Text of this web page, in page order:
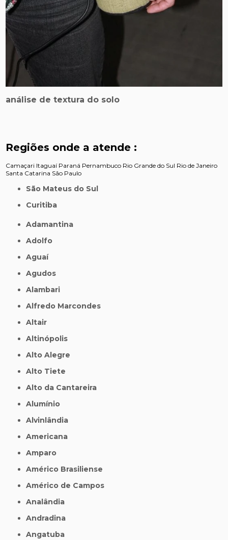
análise de textura do solo
Regiões onde a atende :
Camaçari Itaguaí Paraná Pernambuco Rio Grande do Sul Rio de Janeiro
Santa Catarina São Paulo
São Mateus do Sul
Curitiba
Adamantina
Adolfo
Aguaí
Agudos
Alambari
Alfredo Marcondes
Altair
Altinópolis
Alto Alegre
Alto Tiete
Alto da Cantareira
Alumínio
Alvinlândia
Americana
Amparo
Américo Brasiliense
Américo de Campos
Analândia
Andradina
Angatuba